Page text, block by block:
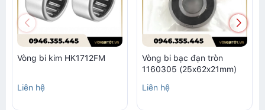
Vòng bi kim HK1712FM
Liên hệ
Vòng bi bạc đạn tròn
1160305 (25x62x21mm)
Liên hệ